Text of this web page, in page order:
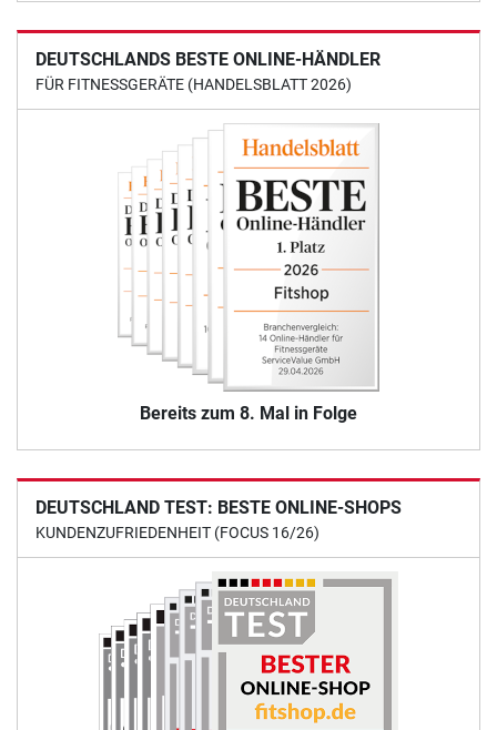
DEUTSCHLANDS BESTE ONLINE-HÄNDLER
FÜR FITNESSGERÄTE (HANDELSBLATT 2026)
Bereits zum 8. Mal in Folge
DEUTSCHLAND TEST: BESTE ONLINE-SHOPS
KUNDENZUFRIEDENHEIT (FOCUS 16/26)